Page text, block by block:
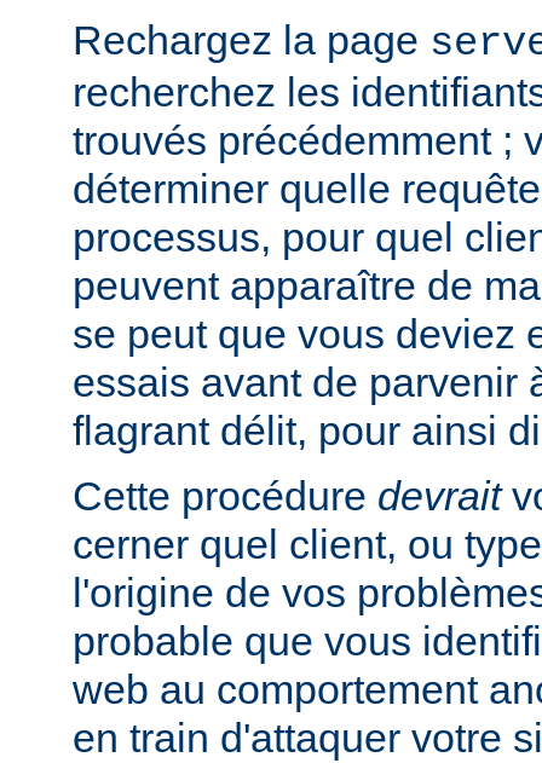
Rechargez la page
recherchez les
trouvés précédemment ;
déterminer quelle
processus, pour quel
peuvent apparaître de
se peut que vous deviez
essais avant de parvenir
flagrant délit, pour ainsi
Cette procédure devrait
cerner quel client, ou
l'origine de vos
probable que vous
web au comportement
en train d'attaquer votre